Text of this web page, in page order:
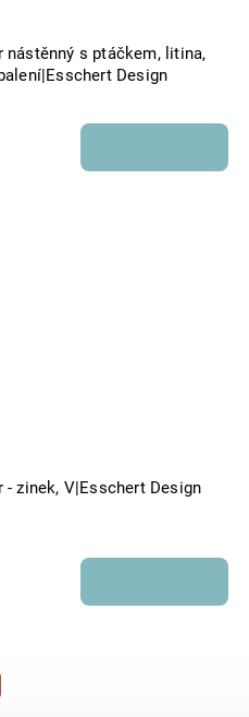
nástěnný s ptáčkem, litina,
Design
- zinek, V|Esschert Design